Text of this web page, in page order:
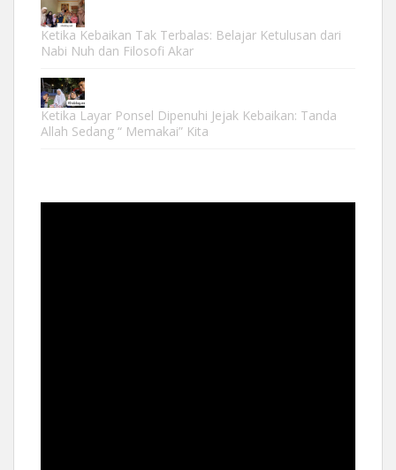
Ketika Kebaikan Tak Terbalas: Belajar Ketulusan dari
Nabi Nuh dan Filosofi Akar
Ketika Layar Ponsel Dipenuhi Jejak Kebaikan: Tanda
Allah Sedang “ Memakai” Kita